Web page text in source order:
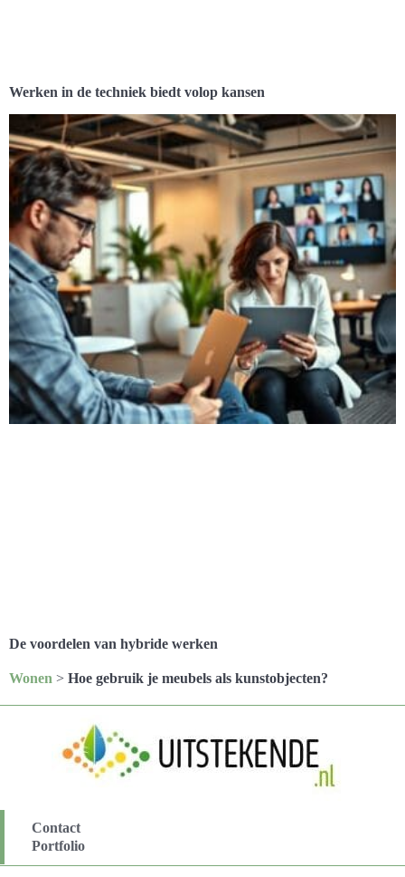
Werken in de techniek biedt volop kansen
De voordelen van hybride werken
Wonen > Hoe gebruik je meubels als kunstobjecten?
Contact
Portfolio